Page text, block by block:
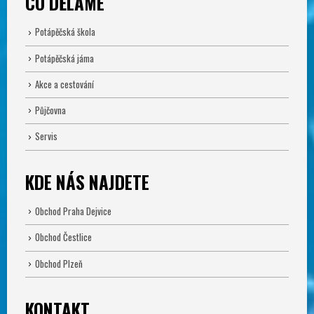
Potápěčská škola
Potápěčská jáma
Akce a cestování
Půjčovna
Servis
KDE NÁS NAJDETE
Obchod Praha Dejvice
Obchod Čestlice
Obchod Plzeň